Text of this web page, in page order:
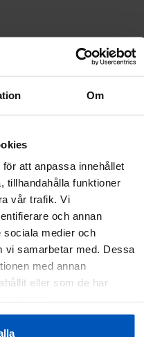
Om
att anpassa innehållet
tillhandahålla funktioner
vår trafik. Vi
och annan
sociala medier och
vi samarbetar med. Dessa
med annan
eller som de har
vika ihop. Riktigt stabil.
behövs för att torka ur
eller bad byxor behövs.
i kardborre fästet för
av teknik å hållning.